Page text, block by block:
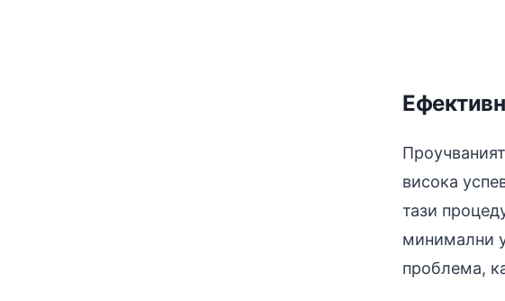
висока
тази
минимални
проблема,